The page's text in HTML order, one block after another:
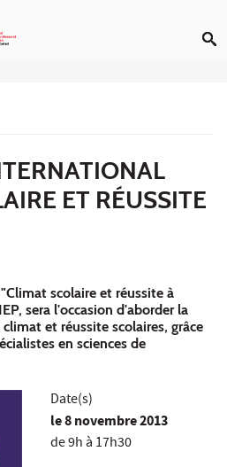
ET RÉUSSITE
scolaire et réussite à
sera l'occasion d'aborder la
et réussite scolaires, grâce
en sciences de
Date(s)
le8 novembre 2013
de 9h à 17h30